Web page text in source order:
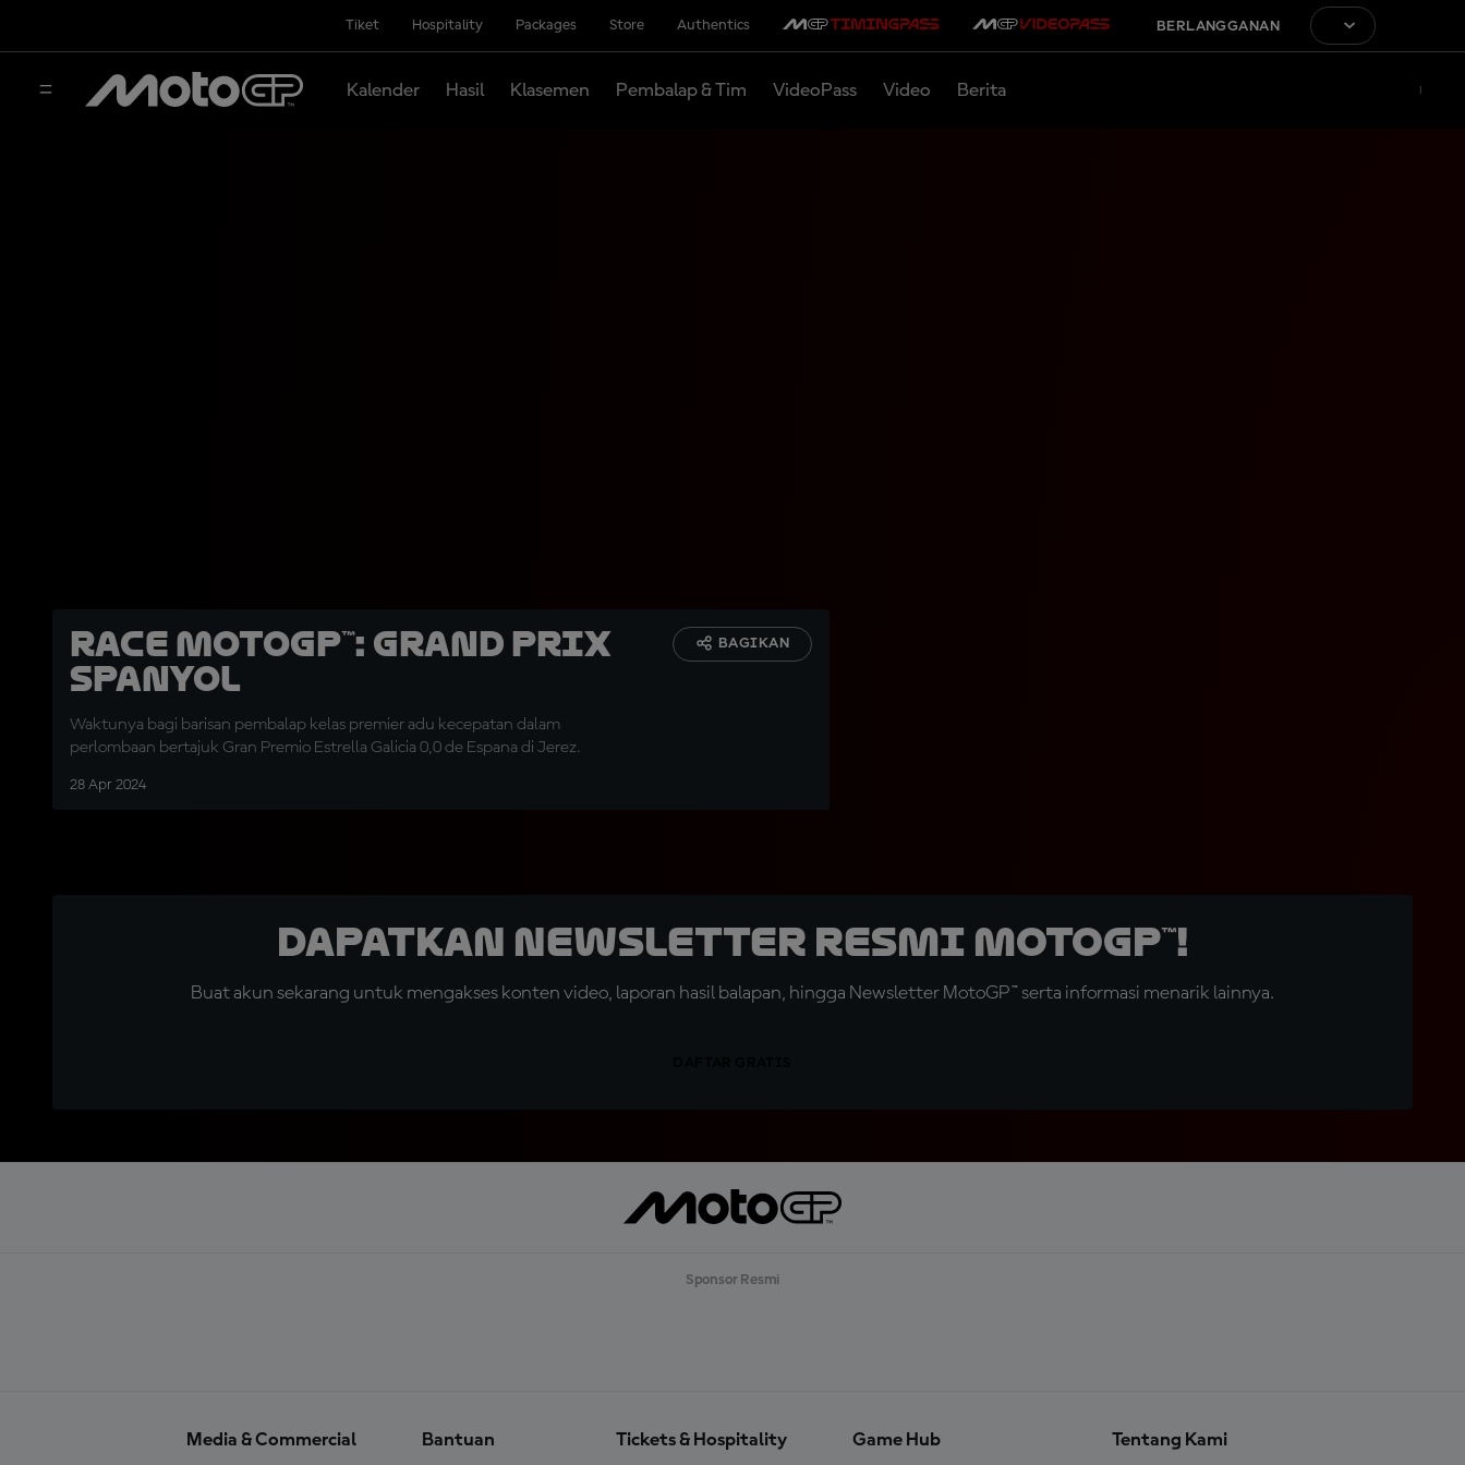
Tiket Hospitality Packages Store Authentics BERLANGGANAN
Kalender Hasil Klasemen Pembalap & Tim VideoPass Video Berita
Race MotoGP™: Grand Prix
Spanyol
Waktunya bagi barisan pembalap kelas premier adu kecepatan dalam
perlombaan bertajuk Gran Premio Estrella Galicia 0,0 de Espana di Jerez.
28 Apr 2024
BAGIKAN
Dapatkan Newsletter Resmi MotoGP™!
Buat akun sekarang untuk mengakses konten video, laporan hasil balapan, hingga Newsletter MotoGP™ serta informasi menarik lainnya.
Sponsor Resmi
Media & Commercial Bantuan Tickets & Hospitality Game Hub Tentang Kami